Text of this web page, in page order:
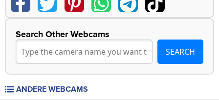
Search Other Webcams
ANDERE WEBCAMS